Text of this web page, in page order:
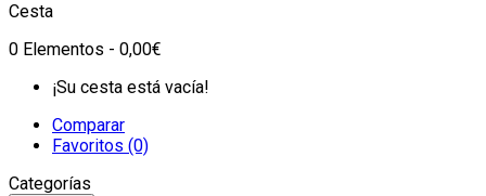
Cesta
0 Elementos - 0,00€
¡Su cesta está vacía!
Comparar
Favoritos (0)
Categorías